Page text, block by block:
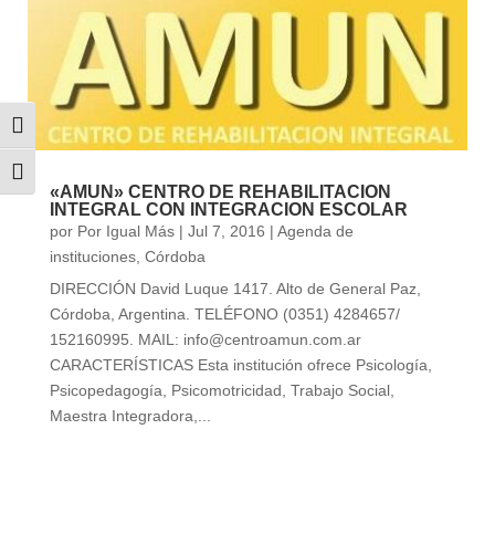
Alternar alto contraste
Alternar tamaño de letra
«AMUN» CENTRO DE REHABILITACION
INTEGRAL CON INTEGRACION ESCOLAR
por Por Igual Más| Jul 7, 2016 | Agenda de
instituciones, Córdoba
DIRECCIÓN David Luque 1417. Alto de General Paz,
Córdoba, Argentina. TELÉFONO (0351) 4284657/
152160995. MAIL: info@centroamun.com.ar
CARACTERÍSTICAS Esta institución ofrece Psicología,
Psicopedagogía, Psicomotricidad, Trabajo Social,
Maestra Integradora,...